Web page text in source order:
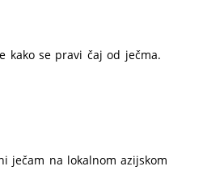
kako se pravi čaj od ječma.
ječam na lokalnom azijskom